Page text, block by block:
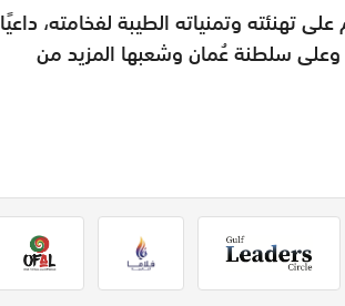
تهنئته وتمنياته الطيبة لفخامته، داعيًا
وعلى سلطنة عُمان وشعبها المزيد من